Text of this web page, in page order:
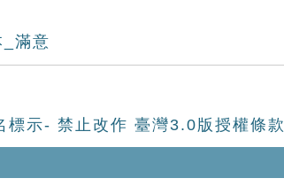
滿意
標示- 禁止改作 臺灣3.0版授權條款